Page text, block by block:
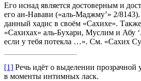
Его иснад является достоверным и
его ан-Навави («аль-Маджму’» 2/
данный хадис в своём «Сахихе».
«Сахихах» аль-Бухари, Муслим и Абу
если у тебя потекла …». См. «Сахих
[1] Речь идёт о выделении прозрачной
в моменты интимных ласк.